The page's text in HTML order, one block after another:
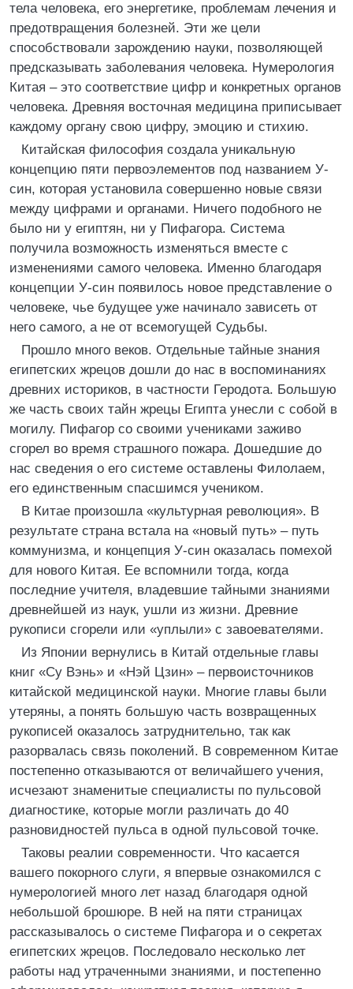
тела человека, его энергетике, проблемам лечения и
предотвращения болезней. Эти же цели
способствовали зарождению науки, позволяющей
предсказывать заболевания человека. Нумерология
Китая – это соответствие цифр и конкретных органов
человека. Древняя восточная медицина приписывает
каждому органу свою цифру, эмоцию и стихию.
Китайская философия создала уникальную
концепцию пяти первоэлементов под названием У-
син, которая установила совершенно новые связи
между цифрами и органами. Ничего подобного не
было ни у египтян, ни у Пифагора. Система
получила возможность изменяться вместе с
изменениями самого человека. Именно благодаря
концепции У-син появилось новое представление о
человеке, чье будущее уже начинало зависеть от
него самого, а не от всемогущей Судьбы.
Прошло много веков. Отдельные тайные знания
египетских жрецов дошли до нас в воспоминаниях
древних историков, в частности Геродота. Большую
же часть своих тайн жрецы Египта унесли с собой в
могилу. Пифагор со своими учениками заживо
сгорел во время страшного пожара. Дошедшие до
нас сведения о его системе оставлены Филолаем,
его единственным спасшимся учеником.
В Китае произошла «культурная революция». В
результате страна встала на «новый путь» – путь
коммунизма, и концепция У-син оказалась помехой
для нового Китая. Ее вспомнили тогда, когда
последние учителя, владевшие тайными знаниями
древнейшей из наук, ушли из жизни. Древние
рукописи сгорели или «уплыли» с завоевателями.
Из Японии вернулись в Китай отдельные главы
книг «Су Вэнь» и «Нэй Цзин» – первоисточников
китайской медицинской науки. Многие главы были
утеряны, а понять большую часть возвращенных
рукописей оказалось затруднительно, так как
разорвалась связь поколений. В современном Китае
постепенно отказываются от величайшего учения,
исчезают знаменитые специалисты по пульсовой
диагностике, которые могли различать до 40
разновидностей пульса в одной пульсовой точке.
Таковы реалии современности. Что касается
вашего покорного слуги, я впервые ознакомился с
нумерологией много лет назад благодаря одной
небольшой брошюре. В ней на пяти страницах
рассказывалось о системе Пифагора и о секретах
египетских жрецов. Последовало несколько лет
работы над утраченными знаниями, и постепенно